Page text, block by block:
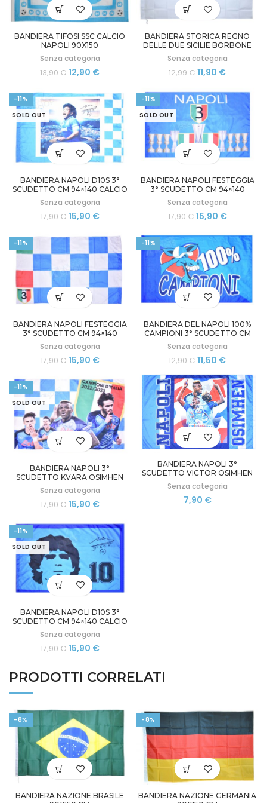
BANDIERA TIFOSI SSC CALCIO
NAPOLI 90X150
Senza categoria
13,90€ Il
originale
era:
13,90 €.
12,90 €Il
attuale
è:
12,90 €.
BANDIERA STORICA REGNO
DELLE DUE SICILIE BORBONE
NAPOLI 90X150
Senza categoria
12,99€ Il
originale
era:
12,99 €.
11,90 €Il
attuale
è:
11,90 €.
-11%
SOLD OUT
BANDIERA NAPOLI D10S 3°
SCUDETTO CM 94×140 CALCIO
PER TIFOSI STADIO NO ASTA
Senza categoria
17,90€ Il
originale
era:
17,90 €.
15,90 €Il
attuale
15,90 €.
-11%
SOLD OUT
BANDIERA NAPOLI FESTEGGIA
3° SCUDETTO CM 94×140
CALCIO TIFOSI AZZURRI SENZA
ASTA
Senza categoria
17,90€ Il
originale
era:
17,90 €.
15,90 €Il
attuale
è:
15,90 €.
-11%
BANDIERA NAPOLI FESTEGGIA
3° SCUDETTO CM 94×140
CALCIO TIFOSI AZZURRI SENZA
ASTA
Senza categoria
17,90€ Il
originale
era:
17,90 €.
15,90 €Il
attuale
è:
15,90 €.
-11%
BANDIERA DEL NAPOLI 100%
CAMPIONI 3° SCUDETTO CM
94×140 CALCIO TIFOSI SENZA
ASTA
Senza categoria
12,90€ Il
originale
era:
12,90 €.
11,50 €Il
attuale
è:
11,50 €.
-11%
SOLD OUT
BANDIERA NAPOLI 3°
SCUDETTO KVARA OSIMHEN
LOZANO CM 94×140 CALCIO
TIFOSI NO ASTA
Senza categoria
17,90€ Il
originale
era:
17,90 €.
15,90 €Il
attuale
è:
15,90 €.
BANDIERA NAPOLI 3°
SCUDETTO VICTOR OSIMHEN
CM 94×140 TIFO CAMPIONI 2023
NO ASTA
Senza categoria
7,90 €
-11%
SOLD OUT
BANDIERA NAPOLI D10S 3°
SCUDETTO CM 94×140 CALCIO
TIFOSI DIEGO MARADONA NO
ASTA
Senza categoria
17,90€ Il
era:
15,90 €Il
è:
PRODOTTI CORRELATI
-8%
BANDIERA NAZIONE BRASILE
-8%
BANDIERA NAZIONE GERMANIA